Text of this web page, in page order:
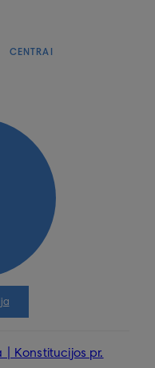
CENTRAI
| Konstitucijos pr.